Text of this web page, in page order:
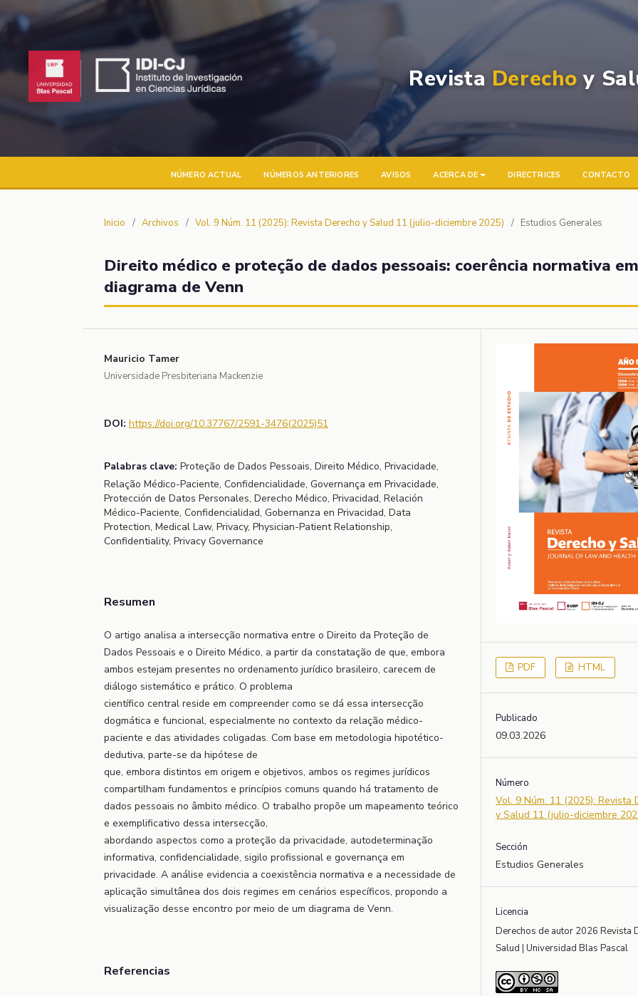
Revista Derecho y
NÚMERO ACTUAL NÚMEROS ANTERIORES AVISOS ACERCA DE DIRECTRICES CONTACTO
Inicio / Archivos / Vol. 9 Núm. 11 (2025): Revista Derecho y Salud 11 (julio-diciembre 2025) / Estudios Generales
Direito médico e proteção de dados pessoais: coerência normativa em
diagrama de Venn
Mauricio Tamer
Universidade Presbiteriana Mackenzie
DOI: https://doi.org/10.37767/2591-3476(2025)51
Palabras clave: Proteção de Dados Pessoais, Direito Médico, Privacidade,
Relação Médico-Paciente, Confidencialidade, Governança em Privacidade,
Protección de Datos Personales, Derecho Médico, Privacidad, Relación
Médico-Paciente, Confidencialidad, Gobernanza en Privacidad, Data
Protection, Medical Law, Privacy, Physician-Patient Relationship,
Confidentiality, Privacy Governance
Resumen
O artigo analisa a intersecção normativa entre o Direito da Proteção de
Dados Pessoais e o Direito Médico, a partir da constatação de que, embora
ambos estejam presentes no ordenamento jurídico brasileiro, carecem de
diálogo sistemático e prático. O problema
científico central reside em compreender como se dá essa intersecção
dogmática e funcional, especialmente no contexto da relação médico-
paciente e das atividades coligadas. Com base em metodologia hipotético-
dedutiva, parte-se da hipótese de
que, embora distintos em origem e objetivos, ambos os regimes jurídicos
compartilham fundamentos e princípios comuns quando há tratamento de
dados pessoais no âmbito médico. O trabalho propõe um mapeamento teórico
e exemplificativo dessa intersecção,
abordando aspectos como a proteção da privacidade, autodeterminação
informativa, confidencialidade, sigilo profissional e governança em
privacidade. A análise evidencia a coexistência normativa e a necessidade de
aplicação simultânea dos dois regimes em cenários específicos, propondo a
visualização desse encontro por meio de um diagrama de Venn.
Referencias
PDF HTML
Publicado
09.03.2026
Número
Vol. 9 Núm. 11 (2025): Revista
y Salud 11 (julio-diciembre
Sección
Estudios Generales
Licencia
Derechos de autor 2026 Revista
Salud | Universidad Blas Pascal